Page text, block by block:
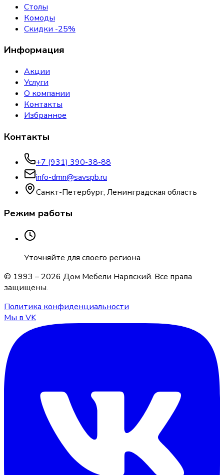
Столы
Комоды
Скидки -25%
Информация
Акции
Услуги
О компании
Контакты
Избранное
Контакты
+7 (931) 390-38-88
info-dmn@savspb.ru
Санкт-Петербург, Ленинградская область
Режим работы
Уточняйте для своего региона
© 1993 – 2026 Дом Мебели Нарвский. Все права
защищены.
Политика конфиденциальности
Мы в VK